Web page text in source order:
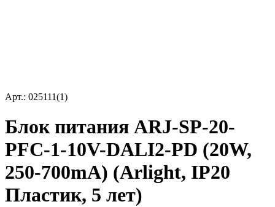
Арт.: 025111(1)
Блок питания ARJ-SP-20-
PFC-1-10V-DALI2-PD (20W,
250-700mA) (Arlight, IP20
Пластик, 5 лет)